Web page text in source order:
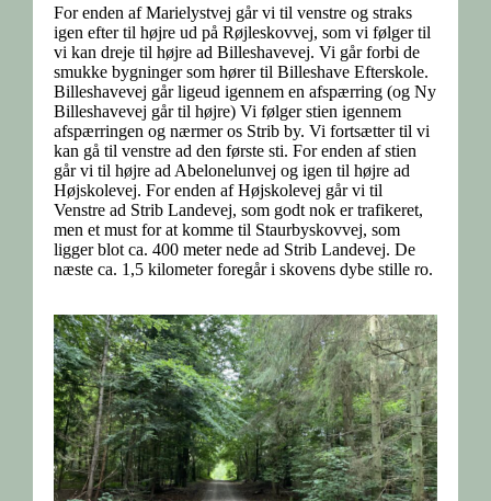
For enden af Marielystvej går vi til venstre og straks
igen efter til højre ud på Røjleskovvej, som vi følger til
vi kan dreje til højre ad Billeshavevej. Vi går forbi de
smukke bygninger som hører til Billeshave Efterskole.
Billeshavevej går ligeud igennem en afspærring (og Ny
Billeshavevej går til højre) Vi følger stien igennem
afspærringen og nærmer os Strib by. Vi fortsætter til vi
kan gå til venstre ad den første sti. For enden af stien
går vi til højre ad Abelonelunvej og igen til højre ad
Højskolevej. For enden af Højskolevej går vi til
Venstre ad Strib Landevej, som godt nok er trafikeret,
men et must for at komme til Staurbyskovvej, som
ligger blot ca. 400 meter nede ad Strib Landevej. De
næste ca. 1,5 kilometer foregår i skovens dybe stille ro.